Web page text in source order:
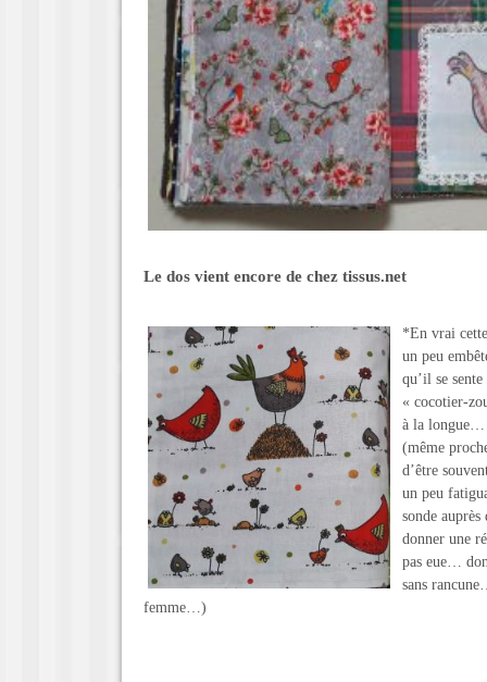
Le dos vient encore de chez tissus.net
*En vrai
un peu
qu’il se
« cocotier-
à la longue…
(même
d’être
un peu
sonde
donner une
pas eue…
sans
femme…)